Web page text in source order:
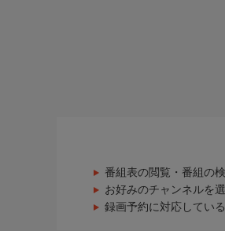
番組表の閲覧・番組の
お好みのチャンネルを
録画予約に対応してい